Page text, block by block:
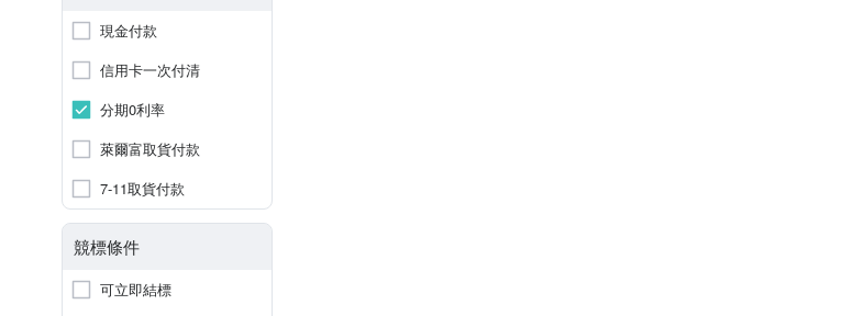
現金付款
信用卡一次付清
分期0利率
萊爾富取貨付款
7-11取貨付款
競標條件
可立即結標